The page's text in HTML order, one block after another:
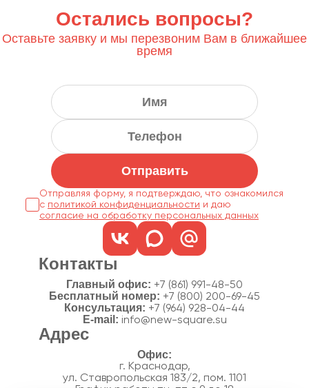
Остались вопросы?
Оставьте заявку и мы перезвоним Вам в ближайшее
время
Отправить
Отправляя форму, я подтверждаю, что ознакомился
с политикой конфиденциальности
согласие на обработку персональных данных
Контакты
Главный офис: +7 (861) 991-48-50
Бесплатный номер: +7 (800) 200-69-45
Консультация: +7 (964) 928-04-44
E-mail: info@new-square.su
Адрес
г. Краснодар,
ул. Ставропольская 183/2, пом. 1101